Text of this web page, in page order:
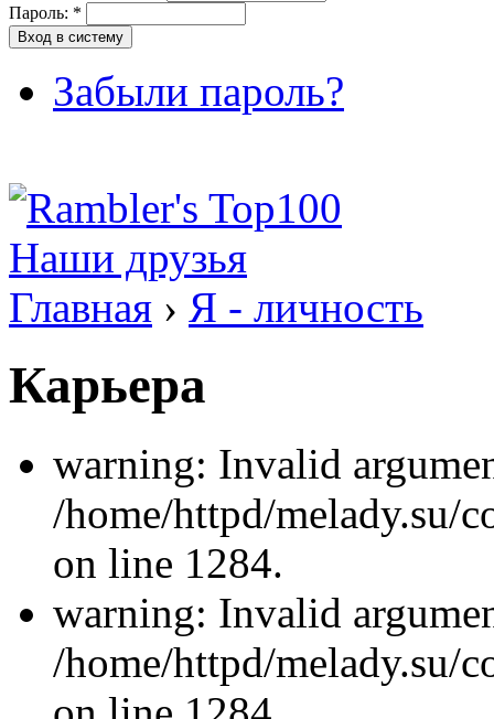
Пароль: *
Забыли пароль?
Наши друзья
Главная › Я - личность
Карьера
warning: Invalid
/home/httpd/melady.su/
on line 1284.
warning: Invalid
/home/httpd/melady.su/